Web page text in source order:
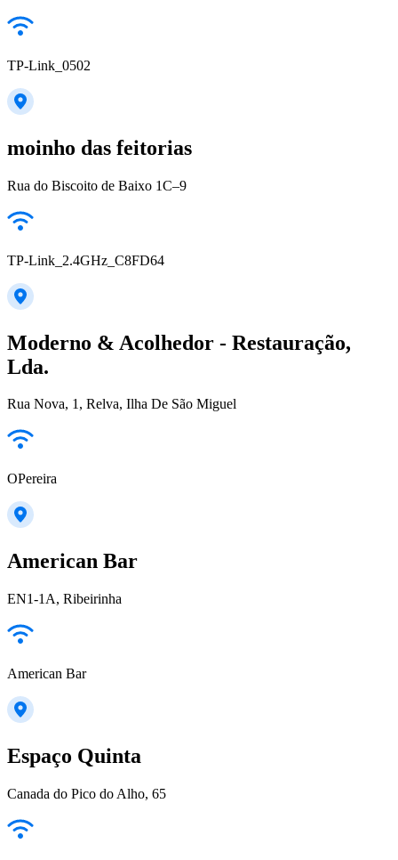
TP-Link_0502
moinho das feitorias
Rua do Biscoito de Baixo 1C–9
TP-Link_2.4GHz_C8FD64
Moderno & Acolhedor - Restauração,
Lda.
Rua Nova, 1, Relva, Ilha De São Miguel
OPereira
American Bar
EN1-1A, Ribeirinha
American Bar
Espaço Quinta
Canada do Pico do Alho, 65